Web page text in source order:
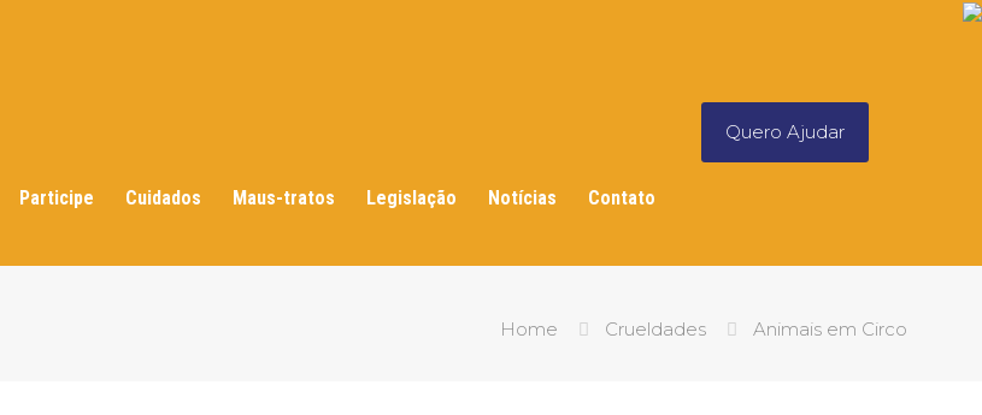
Participe Cuidados Maus-tratos Legislação Notícias Contato
Quero Ajudar
Home Crueldades Animais em Circo